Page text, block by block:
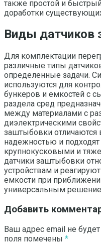
также простой и
доработки
Виды датчиков
Для комплектации
различные типы
определенные задачи.
используются для
бункеров и емкостей с
раздела сред
между материалами с
диэлектрическими
заштыбовки
надежностью и
крупнокусковыми и
датчики заштыбовки
устройствам и
емкости при
универсальным
Добавить
Ваш адрес email не
поля помечены *